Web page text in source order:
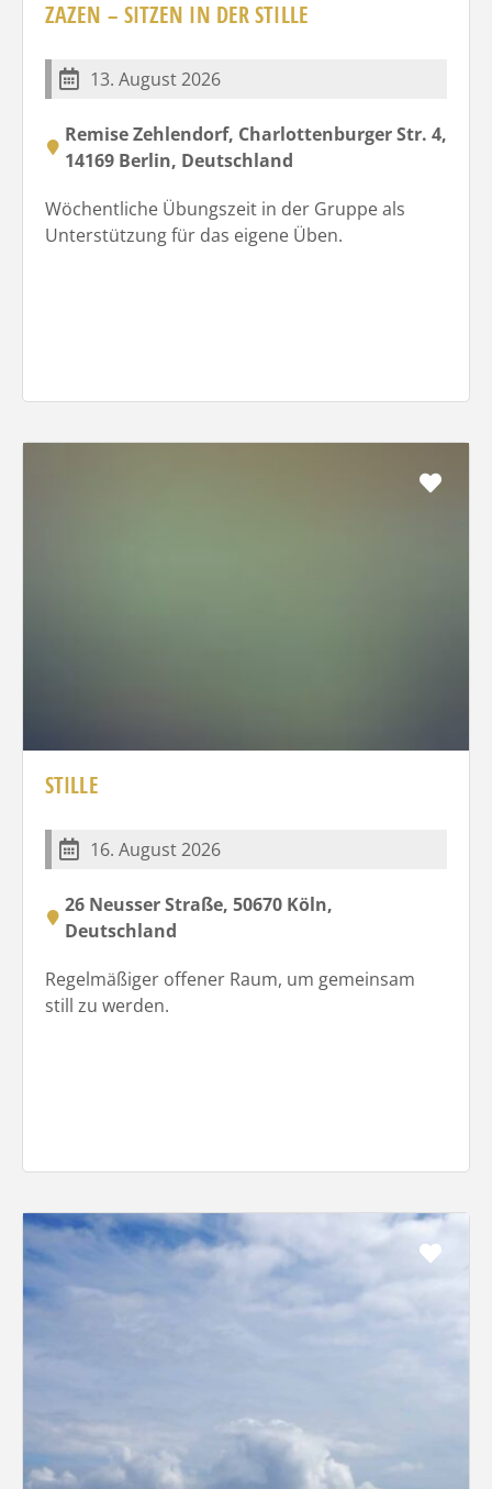
ZAZEN – SITZEN IN DER STILLE
13. August 2026
Remise Zehlendorf, Charlottenburger Str. 4,
14169 Berlin, Deutschland
Wöchentliche Übungszeit in der Gruppe als
Unterstützung für das eigene Üben.
STILLE
16. August 2026
26 Neusser Straße, 50670 Köln,
Deutschland
Regelmäßiger offener Raum, um gemeinsam
still zu werden.